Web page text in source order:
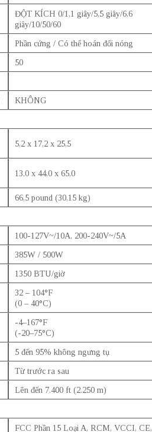
ĐỘT KÍCH 0/1,1 giây/5,5 giây/6,6
giây/10/50/60
Phần cứng / Có thể hoán đổi nóng
50
KHÔNG
5,2 x 17,2 x 25,5
13,0 x 44,0 x 65,0
66,5 pound (30,15 kg)
100-127V~/10A, 200-240V~/5A
385W / 500W
1350 BTU/giờ
32 – 104°F
(0 – 40°C)
-4–167°F
(-20–75°C)
5 đến 95% không ngưng tụ
Từ trước ra sau
Lên đến 7.400 ft (2.250 m)
FCC Phần 15 Loại A, RCM, VCCI, CE,